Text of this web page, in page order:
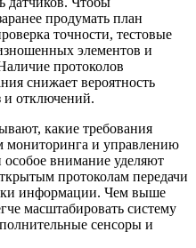
продумать план
точности, тестовые
элементов и
протоколов
снижает вероятность
и отключений.
какие требования
мониторинга и управлению
внимание уделяют
протоколам передачи
информации. Чем выше
масштабировать систему
сенсоры и